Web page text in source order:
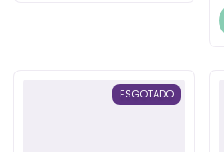
ESGOTADO